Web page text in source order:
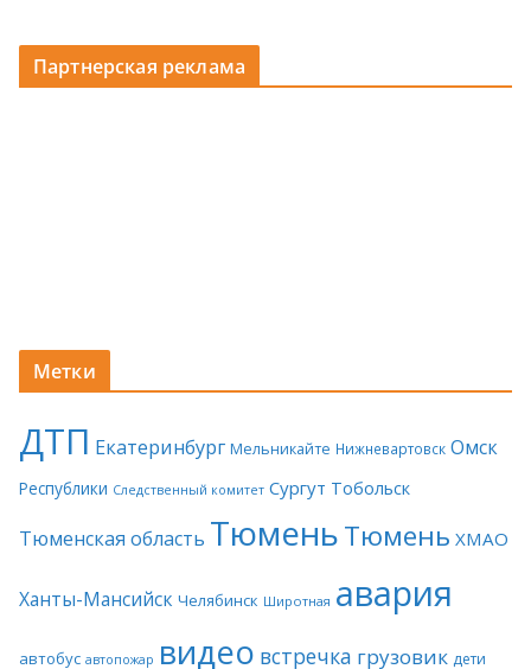
Партнерская реклама
Метки
ДТП Екатеринбург Мельникайте Нижневартовск Омск
Республики Следственный комитет Сургут Тобольск
Тюменская область ТюменьТюмень ХМАО
Ханты-Мансийск Челябинск Широтная авария
автобус автопожар видео встречка грузовик дети